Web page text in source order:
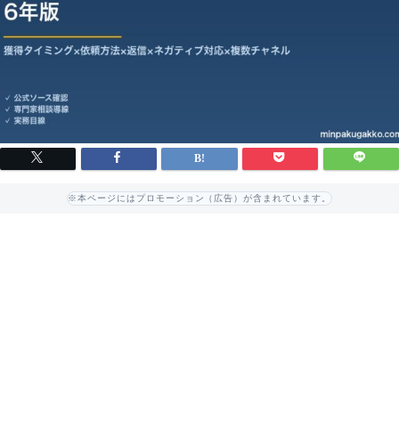
※本ページにはプロモーション（広告）が含まれています。